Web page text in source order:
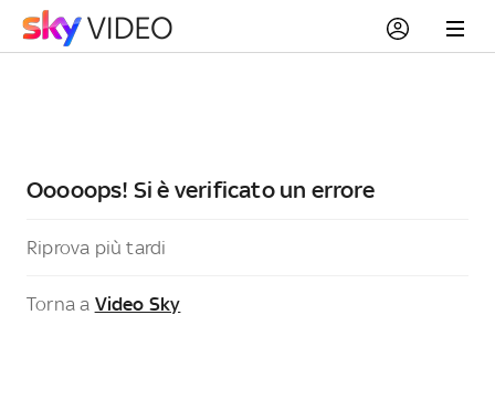
Ooooops! Si è verificato un errore
Riprova più tardi
Torna a Video Sky